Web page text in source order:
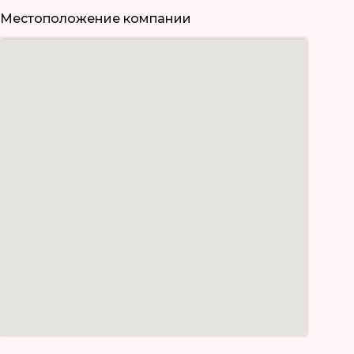
Местоположение компании